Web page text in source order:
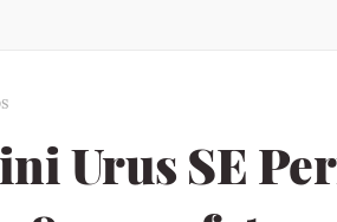
Urus SE